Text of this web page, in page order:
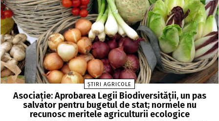
ȘTIRI AGRICOLE
Asociație: Aprobarea Legii Biodiversității, un pas
salvator pentru bugetul de stat; normele nu
recunosc meritele agriculturii ecologice